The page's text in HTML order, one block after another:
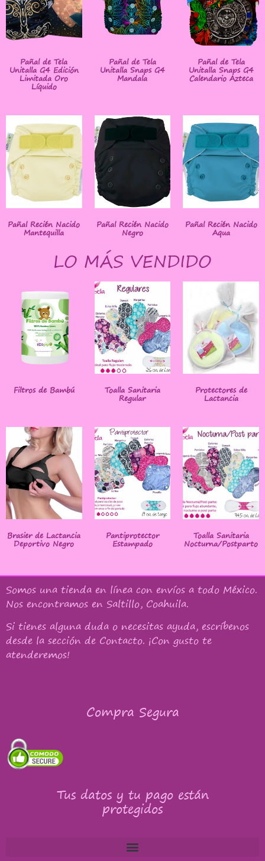
Pañal de Tela
Unitalla G4 Edición
Limitada Oro
Líquido
Pañal de Tela
Unitalla Snaps G4
Mandala
Pañal de Tela
Unitalla Snaps G4
Calendario Azteca
Pañal Recién Nacido
Mantequilla
Pañal Recién Nacido
Negro
Pañal Recién Nacido
Aqua
LO MÁS VENDIDO
Filtros de Bambú Toalla Sanitaria
Regular
Protectores de
Lactancia
Brasier de Lactancia
Deportivo Negro
Pantiprotector
Estampado
Toalla Sanitaria
Nocturna/Postparto
Somos una tienda en línea con envíos a todo México.
Nos encontramos en Saltillo, Coahuila.
Si tienes alguna duda o necesitas ayuda, escríbenos
desde la sección de Contacto. ¡Con gusto te
atenderemos!
Compra Segura
Tus datos y tu pago están
protegidos